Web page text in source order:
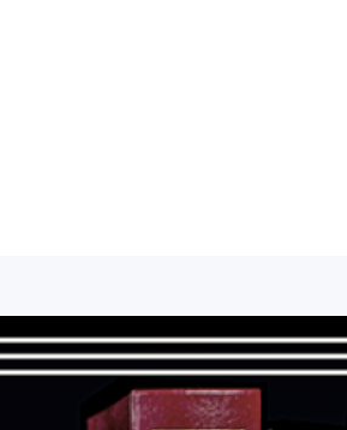
援・育成等、クリエイティブ領域で独創的
っており、お客様、お取引先関係者の個人
の継続的改善に、全社を挙げて取り組むこ
、特定された利用目的の達成に必要な範囲
範を遵守致します。